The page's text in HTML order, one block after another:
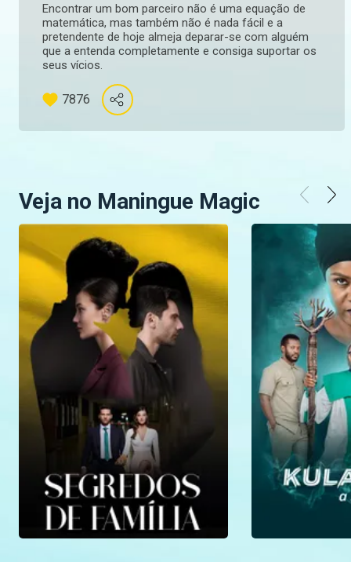
Encontrar um bom parceiro não é uma equação de
matemática, mas também não é nada fácil e a
pretendente de hoje almeja deparar-se com alguém
que a entenda completamente e consiga suportar os
seus vícios.
7876
Veja no Maningue Magic